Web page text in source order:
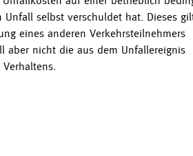
selbst verschuldet hat. Dieses
eines anderen Verkehrsteilnehmers
aber nicht die aus dem Unfallereignis